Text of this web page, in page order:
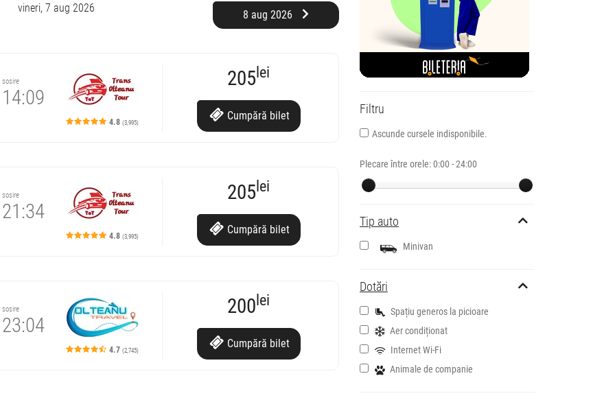
Filtru
Ascunde cursele indisponibile.
Plecare între orele:0:00 - 24:00
Tip auto
Minivan
Dotări
Spațiu generos la picioare
Aer condiționat
Internet Wi-Fi
Animale de companie
vineri, 7 aug 2026
8 aug 2026
sosire
14:09
4.8 (3,995)
205 lei
Cumpără bilet
sosire
21:34
4.8 (3,995)
205 lei
Cumpără bilet
sosire
23:04
4.7 (2,745)
200 lei
Cumpără bilet